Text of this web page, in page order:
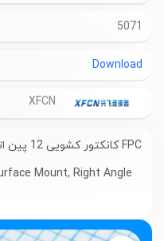
5071
Download
FPC کانکتور کشویی 12 پین اتصال از بالا با فاصله پایه 1 میلیمتر
Mount, Right Angle